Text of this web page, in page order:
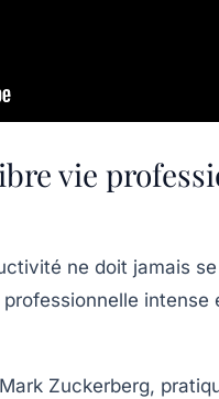
vie
ne doit jamais
intense
Zuckerberg,